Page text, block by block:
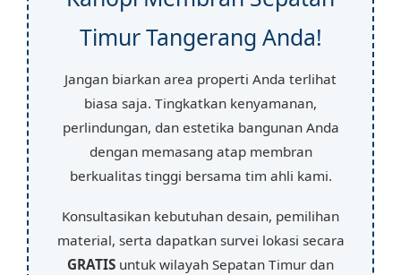
Timur Tangerang Anda!
Jangan biarkan area properti Anda terlihat
biasa saja. Tingkatkan kenyamanan,
perlindungan, dan estetika bangunan Anda
dengan memasang atap membran
berkualitas tinggi bersama tim ahli kami.
Konsultasikan kebutuhan desain, pemilihan
material, serta dapatkan survei lokasi secara
GRATIS untuk wilayah Sepatan Timur dan